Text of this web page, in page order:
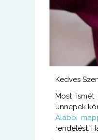
Kedves
Most
ünnepek
Alábbi
rendelést.